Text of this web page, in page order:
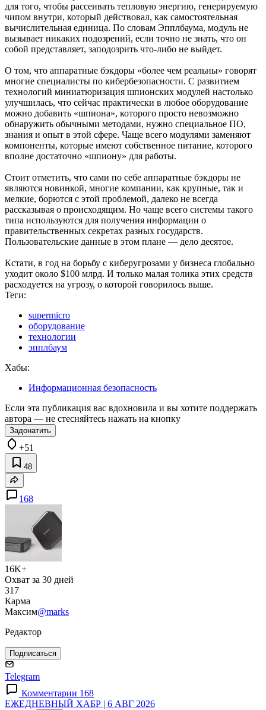
для того, чтобы рассеивать тепловую энергию, генерируемую
чипом внутри, который действовал, как самостоятельная
вычислительная единица. По словам Эпплбаума, модуль не
вызывает никаких подозрений, если точно не знать, что он
собой представляет, заподозрить что-либо не выйдет.
О том, что аппаратные бэкдоры «более чем реальны» говорят
многие специалисты по кибербезопасности. С развитием
технологий миниатюризация шпионских модулей настолько
улучшилась, что сейчас практически в любое оборудование
можно добавить «шпиона», которого просто невозможно
обнаружить обычными методами, нужно специальное ПО,
знания и опыт в этой сфере. Чаще всего модулями заменяют
компоненты, которые имеют собственное питание, которого
вполне достаточно «шпиону» для работы.
Стоит отметить, что сами по себе аппаратные бэкдоры не
являются новинкой, многие компании, как крупные, так и
мелкие, борются с этой проблемой, далеко не всегда
рассказывая о происходящим. Но чаще всего системы такого
типа используются для получения информации о
правительственных секретах разных государств.
Пользовательские данные в этом плане — дело десятое.
Кстати, в год на борьбу с киберугрозами у бизнеса глобально
уходит около $100 млрд. И только малая толика этих средств
расходуется на угрозу, о которой говорилось выше.
Теги:
supermicro
оборудование
технологии
эпплбаум
Хабы:
Информационная безопасность
Если эта публикация вас вдохновила и вы хотите поддержать
автора — не стесняйтесь нажать на кнопку
Задонатить
+51
48
168
16K+
Охват за 30 дней
317
Карма
Максим@marks
Редактор
Подписаться
Telegram
Комментарии 168
ЕЖЕДНЕВНЫЙ ХАБР | 6 АВГ 2026